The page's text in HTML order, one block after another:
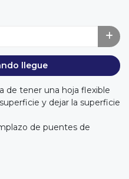
llegue
de tener una hoja flexible
y dejar la superficie
de puentes de